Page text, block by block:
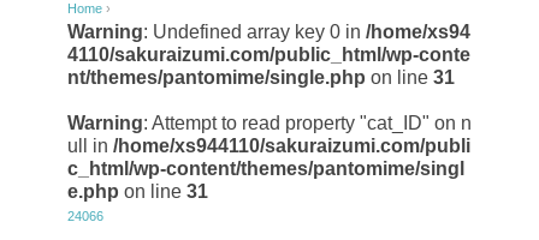
Home ›
Warning: Undefined array key 0 in /home/xs94
4110/sakuraizumi.com/public_html/wp-conte
nt/themes/pantomime/single.php on line 31
Warning: Attempt to read property "cat_ID" on n
ull in /home/xs944110/sakuraizumi.com/publi
c_html/wp-content/themes/pantomime/singl
e.php on line 31
24066